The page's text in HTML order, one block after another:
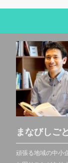
まなびしご
頑張る地域の中小